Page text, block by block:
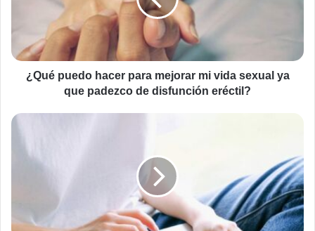
sexual
ya
que
disfunción
¿Qué puedo hacer para mejorar mi vida sexual ya
que padezco de disfunción eréctil?
Dónde
encontrar
actualidad